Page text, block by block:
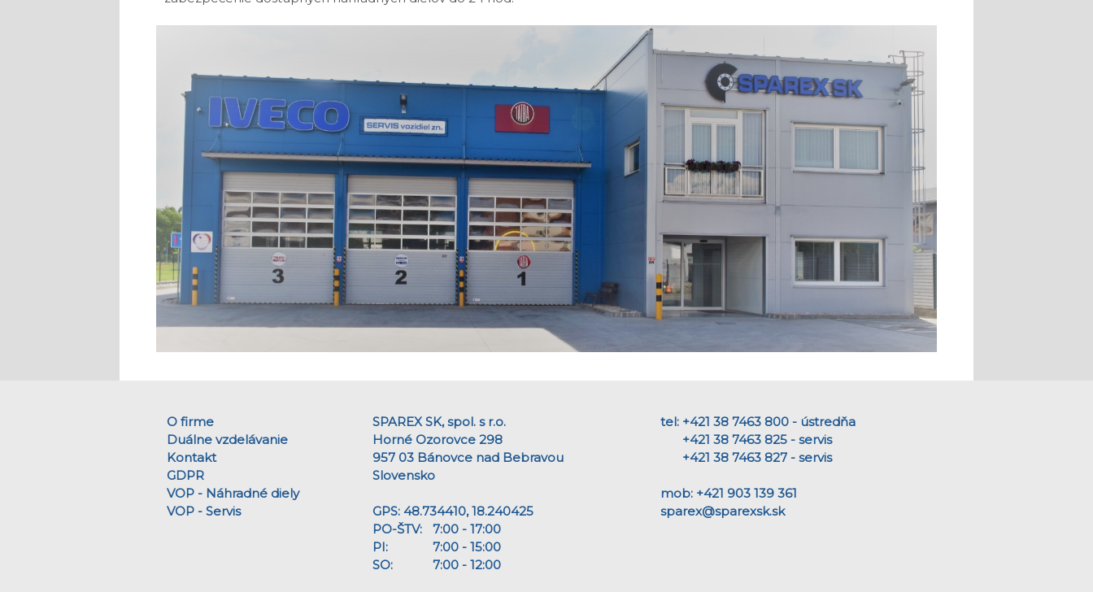
O firme
Duálne vzdelávanie
Kontakt
GDPR
VOP - Náhradné diely
VOP - Servis
SPAREX SK, spol. s r.o.
Horné Ozorovce 298
957 03 Bánovce nad Bebravou
Slovensko
GPS: 48.734410, 18.240425
PO-ŠTV:
7:00 - 17:00
PI:
7:00 - 15:00
SO:
7:00 - 12:00
tel: +421 38 7463 800 - ústredňa
+421 38 7463 825 - servis
+421 38 7463 827 - servis
mob: +421 903 139 361
sparex@sparexsk.sk